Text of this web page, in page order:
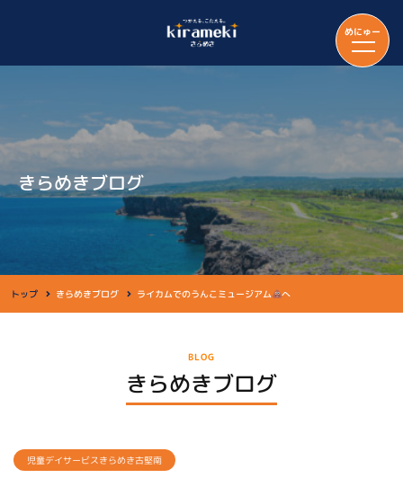
めにゅー
きらめきブログ
トップ きらめきブログ ライカムでのうんこミュージアム へ
BLOG
きらめきブログ
児童デイサービスきらめき古堅南